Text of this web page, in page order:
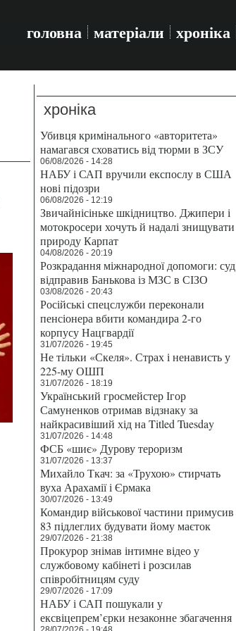
головна матеріали хроніка
хроніка
Убивця кримінального «авторитета»
намагався сховатись від тюрми в ЗСУ
06/08/2026 - 14:28
НАБУ і САП вручили експослу в США
нові підозри
06/08/2026 - 12:19
Звичайнісіньке шкідництво. Джипери і
мотокросери хочуть й надалі знищувати
природу Карпат
04/08/2026 - 20:19
Розкрадання міжнародної допомоги: суд
відправив Банькова із МЗС в СІЗО
03/08/2026 - 20:43
Російські спецслужби переконали
пенсіонера вбити командира 2-го
корпусу Нацгвардії
31/07/2026 - 19:45
Не тільки «Скеля». Страх і ненависть у
225-му ОШП
31/07/2026 - 18:19
Український гросмейстер Ігор
Самуненков отримав відзнаку за
найкрасивіший хід на Titled Tuesday
31/07/2026 - 14:48
ФСБ «шиє» Дурову тероризм
31/07/2026 - 13:37
Михайло Ткач: за «Трухою» стирчать
вуха Арахамії і Єрмака
30/07/2026 - 13:49
Командир військової частини примусив
83 підлеглих будувати йому маєток
29/07/2026 - 21:38
Прокурор знімав інтимне відео у
службовому кабінеті і розсилав
співробітницям суду
29/07/2026 - 17:09
НАБУ і САП пошукали у
ексвіцепрем’єрки незаконне збагачення